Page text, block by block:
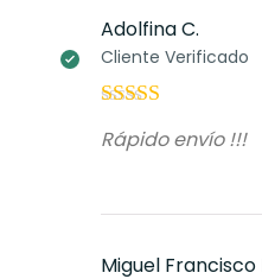
Adolfina C.
Cliente Verificado
5de 5
Rápido envío !!!
Miguel Francisco